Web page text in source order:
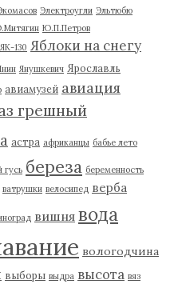
Электроугли Эльтюбю
Ю.П.Петров
ЯК-130 Яблоки на снегу
Янушкевич Ярославль
авиамузей авиация
грешный
астра африканцы бабье лето
гусь береза беременность
ватрушки велосипед верба
вишня вода
вологодчина
выборы выдра высота вяз